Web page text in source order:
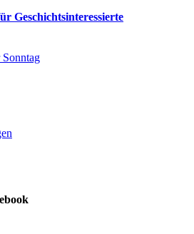
Geschichtsinteressierte
Sonntag